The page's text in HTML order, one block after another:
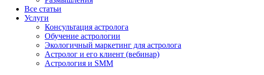
Все статьи
Услуги
Консультация астролога
Обучение астрологии
Экологичный маркетинг для астролога
Астролог и его клиент (вебинар)
Астрология и SMM